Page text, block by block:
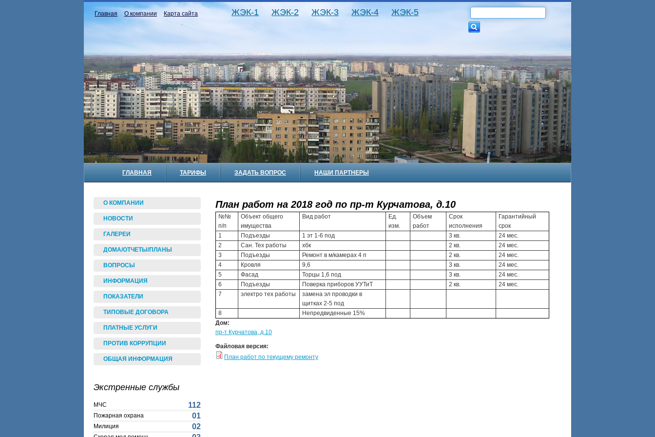
Главная О компании Карта сайта ЖЭК-1 ЖЭК-2 ЖЭК-3 ЖЭК-4 ЖЭК-5
ГЛАВНАЯ ТАРИФЫ ЗАДАТЬ ВОПРОС НАШИ ПАРТНЕРЫ
О КОМПАНИИ
НОВОСТИ
ГАЛЕРЕИ
ДОМА/ОТЧЕТЫ/ПЛАНЫ
ВОПРОСЫ
ИНФОРМАЦИЯ
ПОКАЗАТЕЛИ
ТИПОВЫЕ ДОГОВОРА
ПЛАТНЫЕ УСЛУГИ
ПРОТИВ КОРРУПЦИИ
ОБЩАЯ ИНФОРМАЦИЯ
Экстренные службы
МЧС 112
Пожарная охрана 01
Милиция 02
План работ на 2018 год по пр-т Курчатова, д.10
№№
п/п
Объект общего
имущества
Вид работ
Ед.
изм.
Объем
работ
Срок
исполнения
Гарантийный
срок
1
Подъезды 1 эт 1-6 под 3 кв.
24 мес.
2
Сан. Тех работы хбк 2 кв.
24 мес.
3
Подъезды Ремонт в м/камерах 4 п 2 кв.
24 мес.
4
Кровля 9,6 3 кв.
24 мес.
5
Фасад Торцы 1,6 под 3 кв.
24 мес.
6
Подъезды Поверка приборов УУТиТ 2 кв.
24 мес.
7
электро тех работы
замена эл проводки в
щитках 2-5 под
8
Непредвиденные 15%
Дом:
пр-т Курчатова, д.10
Файловая версия:
План работ по текущему ремонту